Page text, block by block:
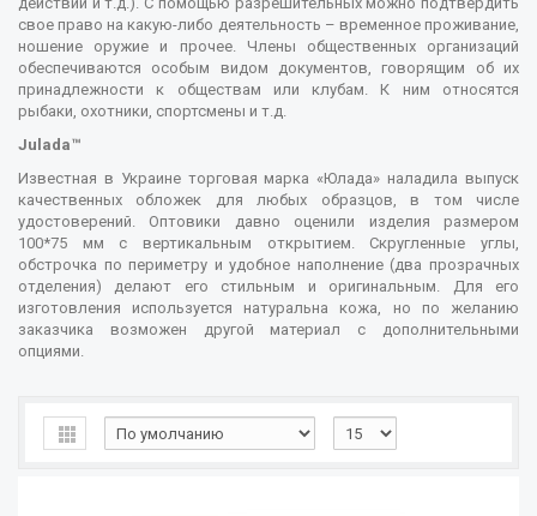
свое право на какую-либо деятельность – временное проживание,
ношение оружие и прочее. Члены общественных организаций
обеспечиваются особым видом документов, говорящим об их
принадлежности к обществам или клубам. К ним относятся
рыбаки, охотники, спортсмены и т.д.
Julada™
Известная в Украине торговая марка «Юлада» наладила выпуск
качественных обложек для любых образцов, в том числе
удостоверений. Оптовики давно оценили изделия размером
100*75 мм с вертикальным открытием. Скругленные углы,
обстрочка по периметру и удобное наполнение (два прозрачных
отделения) делают его стильным и оригинальным. Для его
изготовления используется натуральна кожа, но по желанию
заказчика возможен другой материал с дополнительными
опциями.